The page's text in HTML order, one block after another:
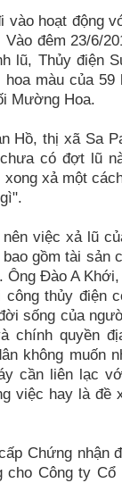
vào hoạt động
đêm 23/6/
lũ, Thủy điện
màu của 59
Mường Hoa.
Hồ, thị xã Sa
có đợt lũ
xả một
việc xả lũ
gồm tài sản
Đào A
thủy điện
sống của
chính quyền
không muốn
cần liên lạc
việc hay là đề
Chứng nhận
Công ty Cổ